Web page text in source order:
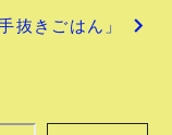
抜きごはん」